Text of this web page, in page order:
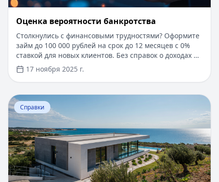
Оценка вероятности банкротства
Столкнулись с финансовыми трудностями? Оформите
займ до 100 000 рублей на срок до 12 месяцев с 0%
ставкой для новых клиентов. Без справок о доходах и
документов — решение за 5 минут. Получите деньги
быстро и прозрачно через проверенные сервисы.
17 ноября 2025 г.
Перейти к статье:
Справки